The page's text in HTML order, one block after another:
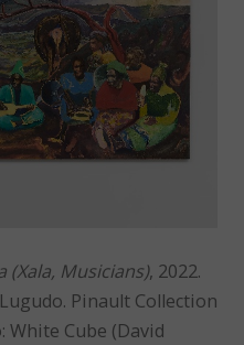
(Xala, Musicians), 2022.
Pinault Collection
Cube (David